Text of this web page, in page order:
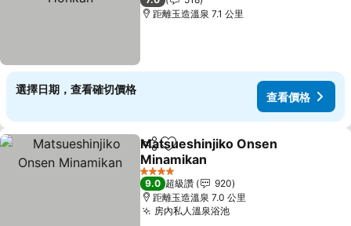
距離玉造溫泉 7.1 公里
選擇日期，查看確切價格
查看價格
分享 加入我的最愛
Matsueshinjiko Onsen
Minamikan
4 星級
9.0 超級讚
920
距離玉造溫泉 7.0 公里
房內私人溫泉浴池